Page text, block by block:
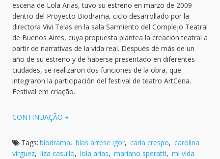
escena de Lola Arias, tuvo su estreno en marzo de 2009
dentro del Proyecto Biodrama, ciclo desarrollado por la
directora Vivi Telas en la sala Sarmiento del Complejo Teatral
de Buenos Aires, cuya propuesta plantea la creación teatral a
partir de narrativas de la vida real. Después de más de un
año de su estreno y de haberse presentado en diferentes
ciudades, se realizaron dos funciones de la obra, que
integraron la participación del festival de teatro ArtCena.
Festival em criação.
CONTINUAÇÃO
Tags: biodrama, blas arrese igor, carla crespo, carolina
virguez, liza casullo, lola arias, mariano speratti, mi vida